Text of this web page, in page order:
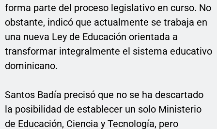
forma parte del proceso legislativo en curso. No
obstante, indicó que actualmente se trabaja en
una nueva Ley de Educación orientada a
transformar integralmente el sistema educativo
dominicano.
Santos Badía precisó que no se ha descartado
la posibilidad de establecer un solo Ministerio
de Educación, Ciencia y Tecnología, pero